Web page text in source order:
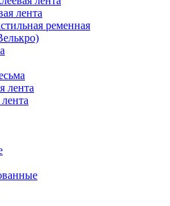
лента
ременная
лента